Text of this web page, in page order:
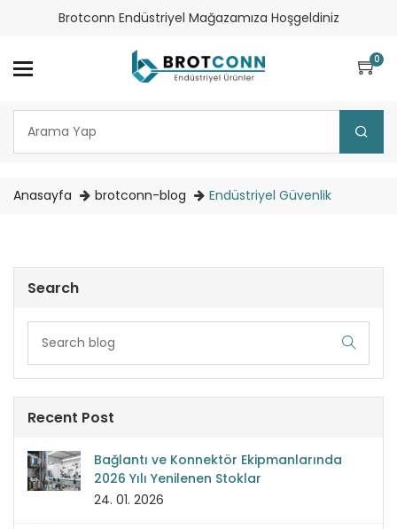
Brotconn Endüstriyel Mağazamıza Hoşgeldiniz
0
Anasayfa brotconn-blog Endüstriyel Güvenlik
Search
Recent Post
Bağlantı ve Konnektör Ekipmanlarında
2026 Yılı Yenilenen Stoklar
24. 01. 2026